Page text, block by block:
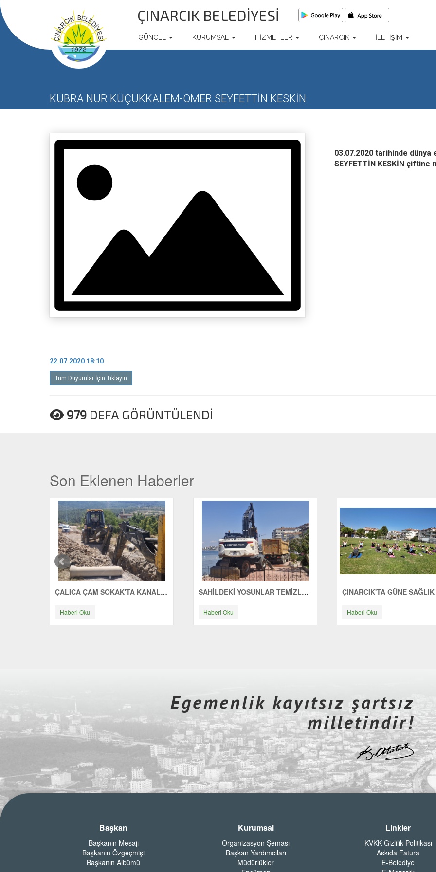
ÇINARCIK BELEDİYESİ
GÜNCEL KURUMSAL HİZMETLER ÇINARCIK İLETİŞİM
KÜBRA NUR KÜÇÜKKALEM-ÖMER SEYFETTİN KESKİN
03.07.2020 tarihinde dünya
SEYFETTİN KESKİN
22.07.2020 18:10
Tüm Duyurular İçin Tıklayın
979 DEFA GÖRÜNTÜLENDİ
Son Eklenen Haberler
ÇALICA ÇAM SOKAK'TA KANALİZASYON ÇALIŞMASI
Haberi Oku
SAHİLDEKİ YOSUNLAR TEMİZLENİYOR
Haberi Oku Haberi Oku
Egemenlik kayıtsız şartsız
milletindir!
Başkan
Başkanın Mesajı
Başkanın Özgeçmişi
Başkanın Albümü
Kurumsal
Organizasyon Şeması
Başkan Yardımcıları
Müdürlükler
Linkler
KVKK Gizlilik Politikası
Askıda Fatura
E-Belediye